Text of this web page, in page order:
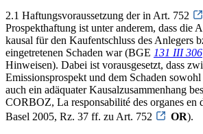
2.1 Haftungsvoraussetzung der in Art. 752
Prospekthaftung ist unter anderem, dass die
kausal für den Kaufentschluss des Anlegers
eingetretenen Schaden war (BGE 131 III 306
Hinweisen). Dabei ist vorausgesetzt, dass
Emissionsprospekt und dem Schaden
auch ein adäquater Kausalzusammenhang
CORBOZ, La responsabilité des organes en
Basel 2005, Rz. 37 ff. zu Art. 752
OR).